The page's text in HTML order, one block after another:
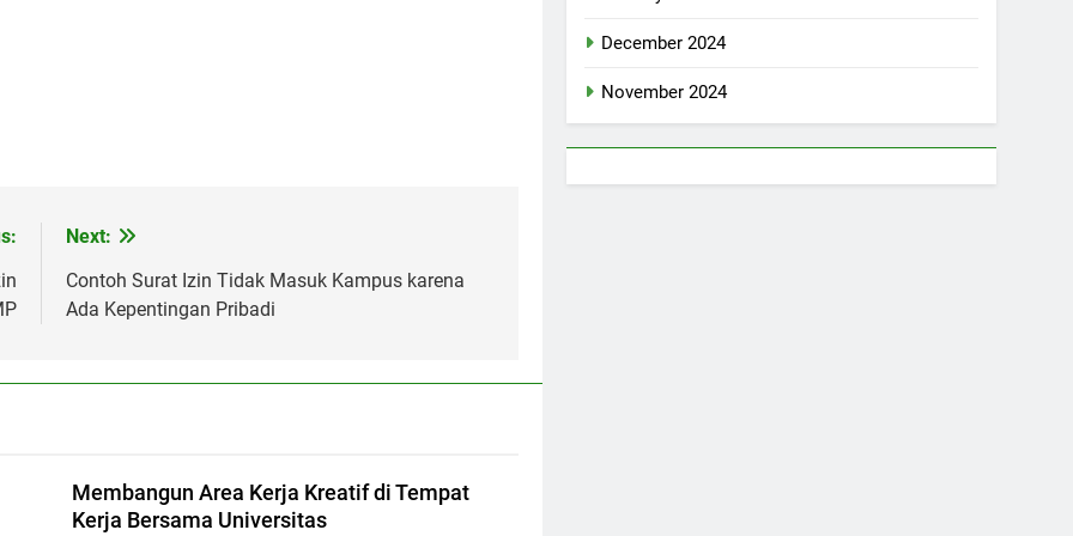
Next:
Contoh Surat Izin Tidak Masuk Kampus karena
Ada Kepentingan Pribadi
Membangun Area Kerja Kreatif di Tempat
Kerja Bersama Universitas
December 2024
November 2024